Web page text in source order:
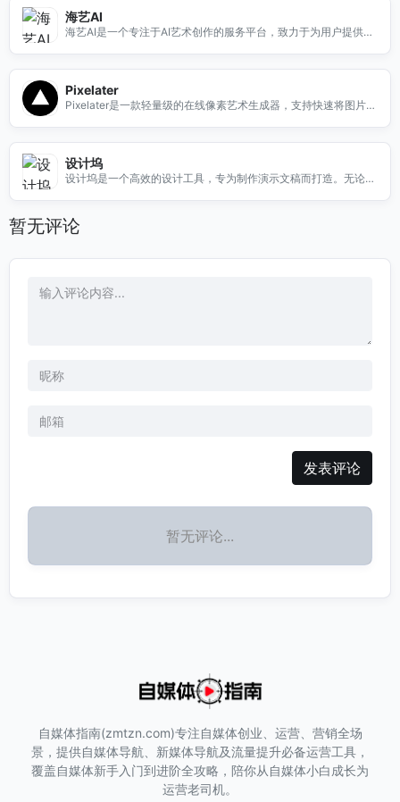
图小小，您再也不必担心图片过大而影响使用体验。我们致力于提
供高效、简单的图片处理解决方案，让每位用户都能轻松享受高质
量的图片服务。
海艺AI
海艺AI是一个专注于AI艺术创作的服务平台，致力于为用户提供高
化艺术创作、在线艺术生成工具以及丰富的艺术资源，适合各种场
景使用。加入海艺AI，体验前所未有的艺术创作之旅，让AI为您的
创作增添无限可能。
Pixelater
Pixelater是一款轻量级的在线像素艺术生成器，支持快速将图片转
设计坞
设计坞是一个高效的设计工具，专为制作演示文稿而打造。无论您
吸引力。通过简单的拖放操作，您可以轻松定制每一页内容，节省
趣，轻松分享您的创意和想法。无论是学术报告、商业汇报还是创
暂无评论
发表评论
暂无评论...
自媒体指南(zmtzn.com)专注自媒体创业、运营、营销全场
景，提供自媒体导航、新媒体导航及流量提升必备运营工具，
覆盖自媒体新手入门到进阶全攻略，陪你从自媒体小白成长为
运营老司机。